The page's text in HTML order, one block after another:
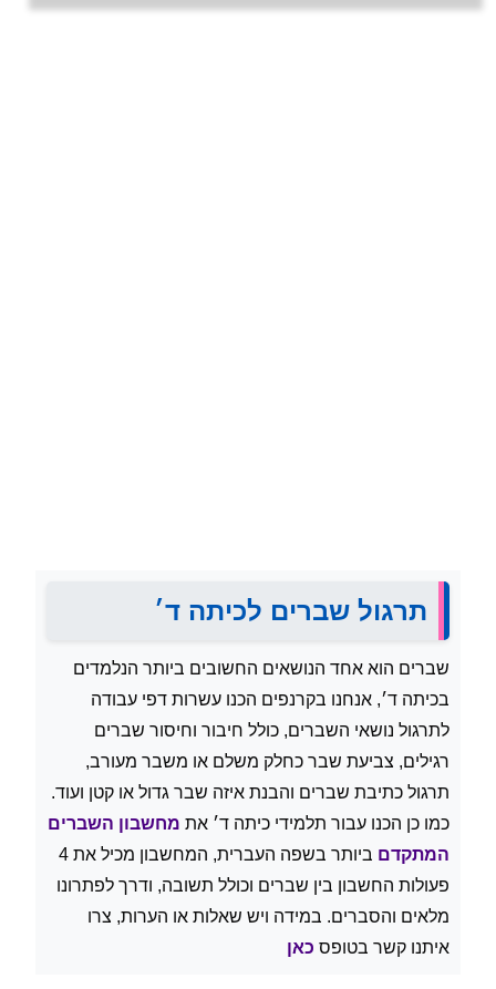
תרגול שברים לכיתה ד׳
שברים הוא אחד הנושאים החשובים ביותר הנלמדים
בכיתה ד׳, אנחנו בקרנפים הכנו עשרות דפי עבודה
לתרגול נושאי השברים, כולל חיבור וחיסור שברים
רגילים, צביעת שבר כחלק משלם או משבר מעורב,
תרגול כתיבת שברים והבנת איזה שבר גדול או קטן ועוד.
כמו כן הכנו עבור תלמידי כיתה ד׳ את מחשבון השברים
המתקדם
ביותר בשפה העברית, המחשבון מכיל את 4
פעולות החשבון בין שברים וכולל תשובה, ודרך לפתרונו
מלאים והסברים. במידה ויש שאלות או הערות, צרו
איתנו קשר בטופס כאן